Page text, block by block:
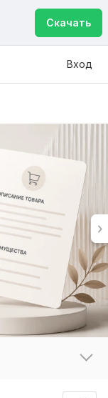
Скачать
Вход